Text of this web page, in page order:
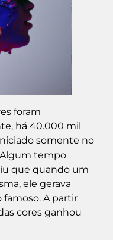
foram
há 40.000 mil
somente no
Algum tempo
que quando um
ele gerava
famoso. A partir
cores ganhou